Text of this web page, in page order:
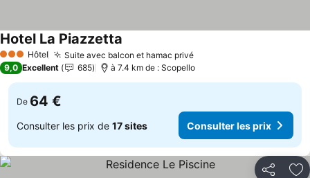
3 ÉtoilesHôtel Suite avec balcon et hamac privéConsulter les prix
Hotel La Piazzetta
9,0 Excellent 685 à 7.4 km de : Scopello
De 64 €
Consulter les prix de 17 sites Consulter les prix